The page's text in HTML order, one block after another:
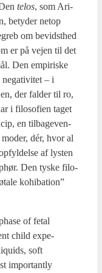
telos, som Ari­
bety­der net­op
om bevidst­hed
er på vej­en til det
Den empi­ri­ske
nega­ti­vi­tet – i
der fal­der til ro,
i filo­so­fi­en taget
en til­ba­ge­ven­
dér, hvor al
af lysten
Den tyske filo­
kohi­bation”
of fetal
child expe­
soft
important­ly